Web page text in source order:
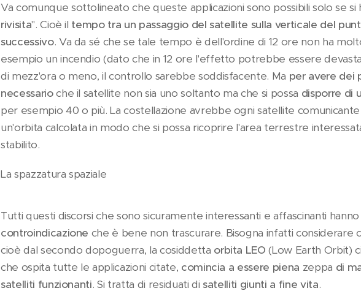
Va comunque sottolineato che queste applicazioni sono possibili solo se si
rivisita". Cioè il tempo tra un passaggio del satellite sulla verticale del
successivo. Va da sé che se tale tempo è dell'ordine di 12 ore non ha
esempio un incendio (dato che in 12 ore l'effetto potrebbe essere
di mezz'ora o meno, il controllo sarebbe soddisfacente. Ma per avere dei
necessarioche il satellite non sia uno soltanto ma che si possa disporre di
per esempio 40 o più. La costellazione avrebbe ogni satellite
un'orbita calcolata in modo che si possa ricoprire l'area terrestre
stabilito.
La spazzatura spaziale
Tutti questi discorsi che sono sicuramente interessanti e affascinanti
controindicazione che è bene non trascurare. Bisogna infatti considerare
cioè dal secondo dopoguerra, la cosiddetta orbita LEO (Low Earth Orbit)
che ospita tutte le applicazioni citate, comincia a essere piena zeppa di
satelliti funzionanti. Si tratta di residuati disatelliti giunti a fine vita.